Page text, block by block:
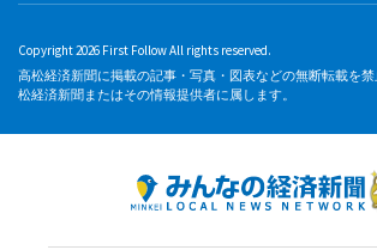
Copyright 2026 First Follow All rights reserved.
高松経済新聞に掲載の記事・写真・図表などの無断転載を
松経済新聞またはその情報提供者に属します。